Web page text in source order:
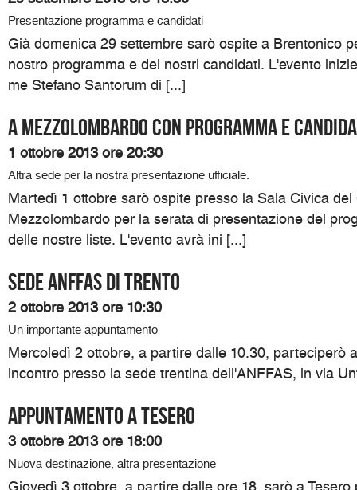
Presentazione programma e candidati
Già domenica 29 settembre sarò ospite a Brentonico
nostro programma e dei nostri candidati. L'evento
me Stefano Santorum di [...]
A Mezzolombardo con programma e
1 ottobre 2013 ore 20:30
Altra sede per la nostra presentazione ufficiale.
Martedì 1 ottobre sarò ospite presso la Sala Civica del
Mezzolombardo per la serata di presentazione del
delle nostre liste. L'evento avrà ini [...]
Sede ANFFAS di Trento
2 ottobre 2013 ore 10:30
Un importante appuntamento
Mercoledì 2 ottobre, a partire dalle 10.30, parteciperò
incontro presso la sede trentina dell'ANFFAS, in via
Appuntamento a Tesero
3 ottobre 2013 ore 18:00
Nuova destinazione, altra presentazione